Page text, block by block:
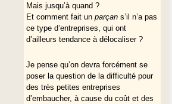
Mais jusqu’à quand ?
Et comment fait unparçan s’il n’a pas
ce type d’entreprises, qui ont
d’ailleurs tendance à délocaliser ?
Je pense qu’on devra forcément se
poser la question de la difficulté pour
des très petites entreprises
d’embaucher, à cause du coût et des